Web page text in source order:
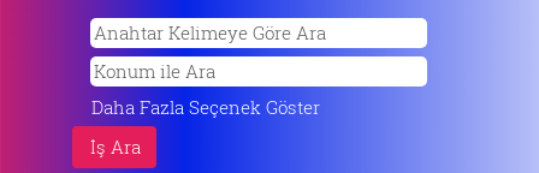
Daha Fazla Seçenek Göster